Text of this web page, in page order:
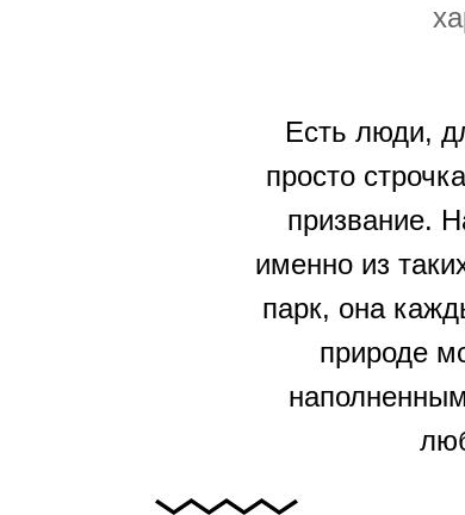
Есть люди,
просто
призвание.
именно из
парк, она
природе